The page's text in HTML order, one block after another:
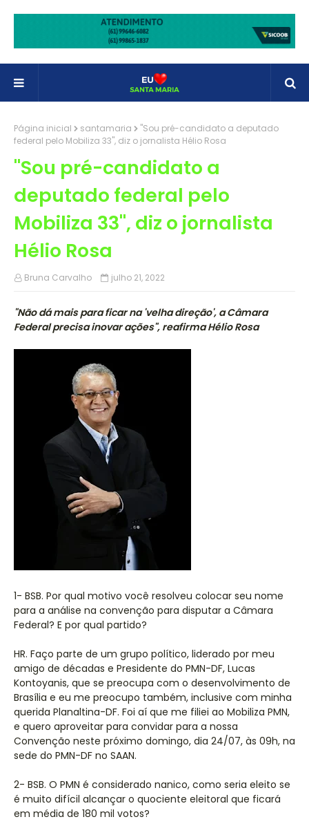
Página inicial santamaria
"Sou pré-candidato a deputado
federal pelo Mobiliza 33", diz o jornalista Hélio Rosa
"Sou pré-candidato a
deputado federal pelo
Mobiliza 33", diz o jornalista
Hélio Rosa
Bruna Carvalho julho 21, 2022
"Não dá mais para ficar na 'velha direção', a Câmara
Federal precisa inovar ações", reafirma Hélio Rosa
1- BSB. Por qual motivo você resolveu colocar seu nome
para a análise na convenção para disputar a Câmara
Federal? E por qual partido?
HR. Faço parte de um grupo político, liderado por meu
amigo de décadas e Presidente do PMN-DF, Lucas
Kontoyanis, que se preocupa com o desenvolvimento de
Brasília e eu me preocupo também, inclusive com minha
querida Planaltina-DF. Foi aí que me filiei ao Mobiliza PMN,
e quero aproveitar para convidar para a nossa
Convenção neste próximo domingo, dia 24/07, às 09h, na
sede do PMN-DF no SAAN.
2- BSB. O PMN é considerado nanico, como seria eleito se
é muito difícil alcançar o quociente eleitoral que ficará
em média de 180 mil votos?